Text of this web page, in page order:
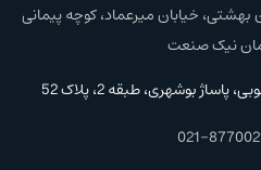
بهشتی، خیابان میرعماد، کوچه پیمانی
پاساژ بوشهری، طبقه 2، پلاک 52
021-